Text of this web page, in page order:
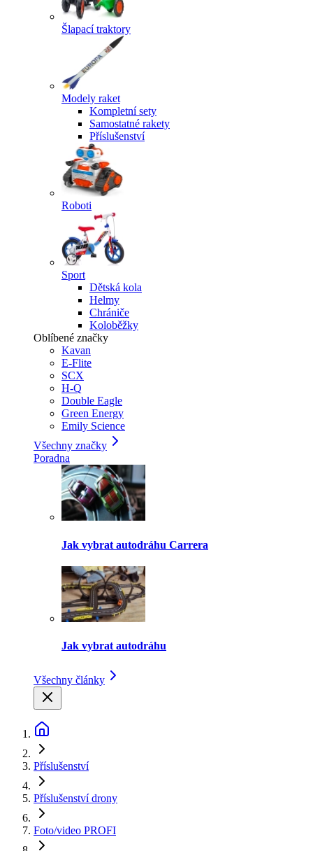
Šlapací traktory
Modely raket
Kompletní sety
Samostatné rakety
Příslušenství
Roboti
Sport
Dětská kola
Helmy
Chrániče
Koloběžky
Oblíbené značky
Kavan
E-Flite
SCX
H-Q
Double Eagle
Green Energy
Emily Science
Všechny značky
Poradna
Jak vybrat autodráhu Carrera
Jak vybrat autodráhu
Všechny články
Příslušenství
Příslušenství drony
Foto/video PROFI